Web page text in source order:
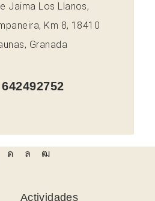
Jaima Los Llanos,
Km 8, 18410
Granada
Actividades